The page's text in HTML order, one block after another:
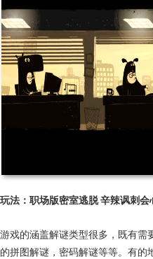
玩法：职场版密室逃脱 辛辣讽刺会
游戏的涵盖解谜类型很多，既有需
的拼图解谜，密码解谜等等。有